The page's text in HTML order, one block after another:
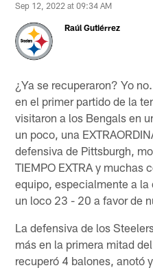
Sep 12, 2022 at 09:34 AM
Raúl Gutiérrez
¿Ya se recuperaron? Yo
en el primer partido de la
visitaron a los Bengals en
un poco, una
defensiva de Pittsburgh,
TIEMPO EXTRA y muchas
equipo, especialmente a
un loco 23 - 20 a favor de
La defensiva de los
más en la primera mitad
recuperó 4 balones, anotó